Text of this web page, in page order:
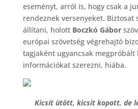
eseményt, arról is, hogy csak a
rendeznek versenyeket. Biztosat
állítani, holott Boczkó Gábor
európai szövetség végrehajtó
tagjaként ugyancsak megpróbált
információkat szerezni, hiába.
Kicsit ütött, kicsit kopott, de